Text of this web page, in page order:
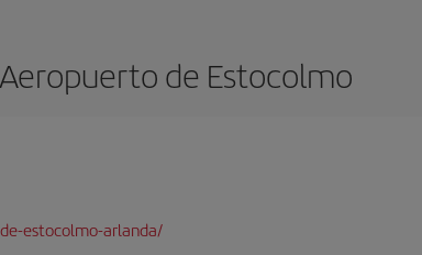
Aeropuerto de Estocolmo
estocolmo-arlanda/